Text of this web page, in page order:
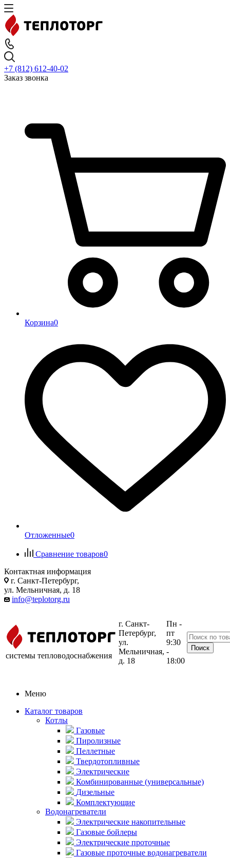
+7 (812) 612-40-02
Заказ звонка
Корзина0
Отложенные0
Сравнение товаров0
Контактная информация
г. Санкт-Петербург,
ул. Мельничная, д. 18
info@teplotorg.ru
системы тепловодоснабжения
г. Санкт-
Петербург,
ул.
Мельничная,
д. 18
Пн -
пт
9:30
-
18:00
Меню
Каталог товаров
Котлы
Газовые
Пиролизные
Пеллетные
Твердотопливные
Электрические
Комбинированные (универсальные)
Дизельные
Комплектующие
Водонагреватели
Электрические накопительные
Газовые бойлеры
Электрические проточные
Газовые проточные водонагреватели